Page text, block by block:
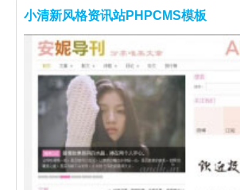
小清新风格资讯站PHPCMS模板